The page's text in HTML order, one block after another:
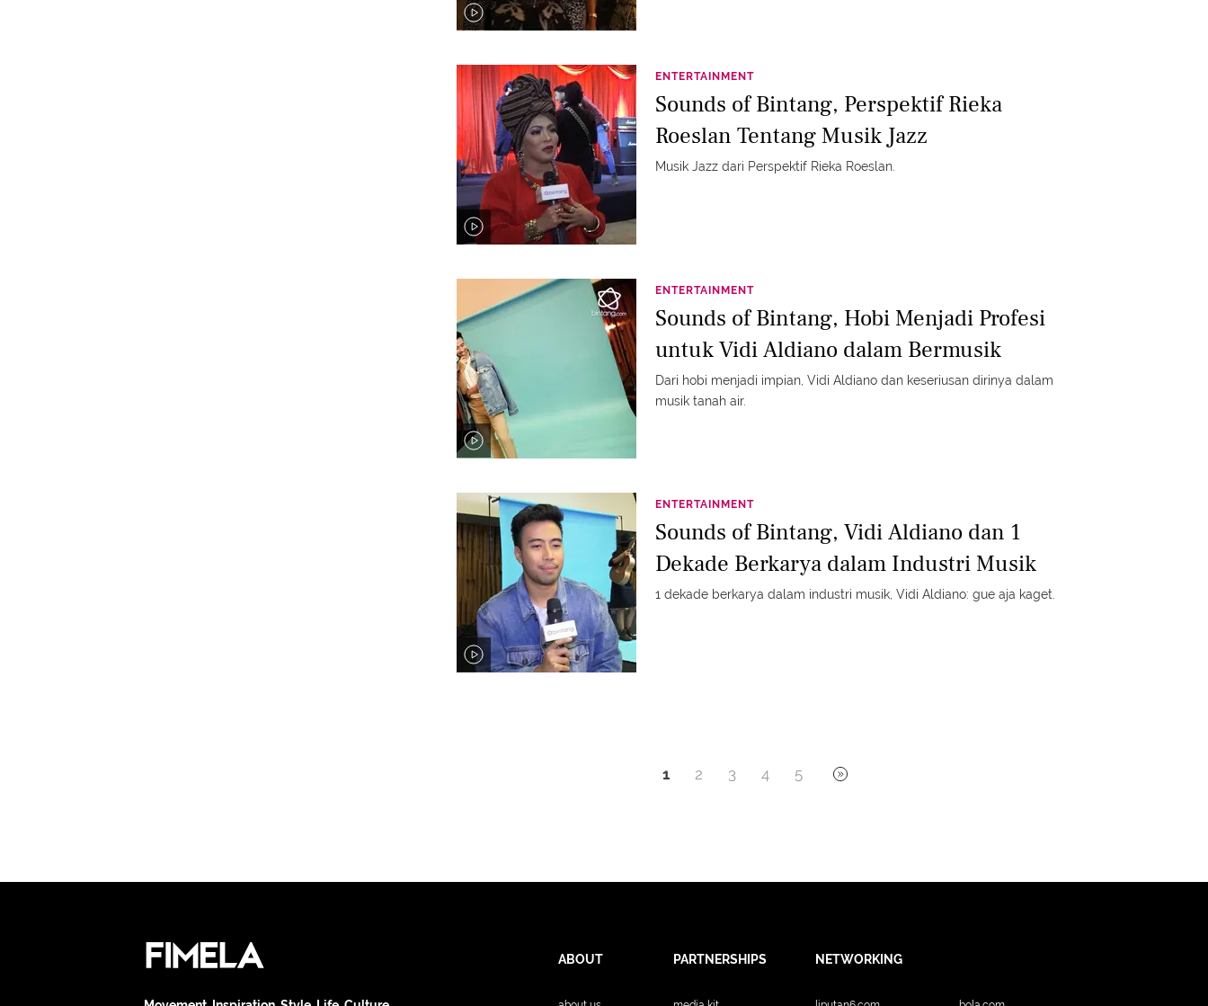
ENTERTAINMENT
Sounds of Bintang, Perspektif Rieka
Roeslan Tentang Musik Jazz
Musik Jazz dari Perspektif Rieka Roeslan.
ENTERTAINMENT
Sounds of Bintang, Hobi Menjadi Profesi
untuk Vidi Aldiano dalam Bermusik
Dari hobi menjadi impian, Vidi Aldiano dan keseriusan dirinya dalam
musik tanah air.
ENTERTAINMENT
Sounds of Bintang, Vidi Aldiano dan 1
Dekade Berkarya dalam Industri Musik
1 dekade berkarya dalam industri musik, Vidi Aldiano: gue aja kaget.
1 2 3 4 5
ABOUT PARTNERSHIPS NETWORKING